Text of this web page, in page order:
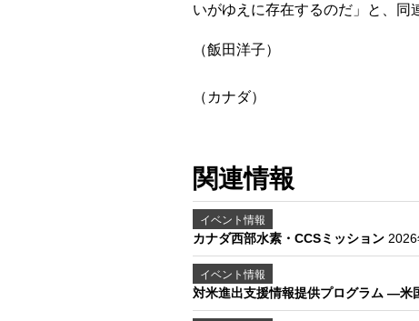
いがゆえに存在するのだ」と、同
（飯田洋子）
（カナダ）
関連情報
イベント情報
カナダ西部水素・CCSミッション
イベント情報
対米進出支援情報提供プログラム ―米